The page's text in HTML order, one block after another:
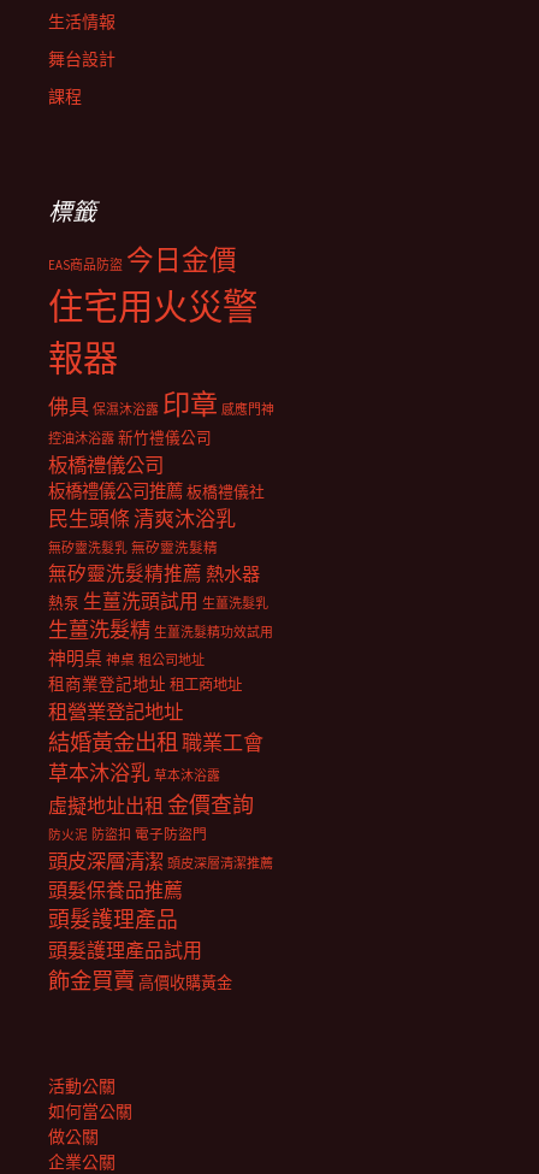
生活情報
舞台設計
課程
標籤
EAS商品防盜 今日金價
住宅用火災警
報器
佛具 保濕沐浴露 印章 感應門神
控油沐浴露 新竹禮儀公司
板橋禮儀公司
板橋禮儀公司推薦板橋禮儀社
民生頭條清爽沐浴乳
無矽靈洗髮乳 無矽靈洗髮精
無矽靈洗髮精推薦 熱水器
熱泵 生薑洗頭試用 生薑洗髮乳
生薑洗髮精 生薑洗髮精功效試用
神明桌 神桌 租公司地址
租商業登記地址 租工商地址
租營業登記地址
結婚黃金出租職業工會
草本沐浴乳 草本沐浴露
虛擬地址出租 金價查詢
防火泥 防盜扣 電子防盜門
頭皮深層清潔 頭皮深層清潔推薦
頭髮保養品推薦
頭髮護理產品
頭髮護理產品試用
飾金買賣 高價收購黃金
活動公關
如何當公關
做公關
企業公關